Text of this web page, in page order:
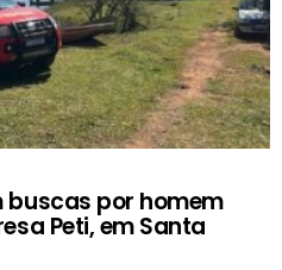
buscas por homem
Peti, em Santa